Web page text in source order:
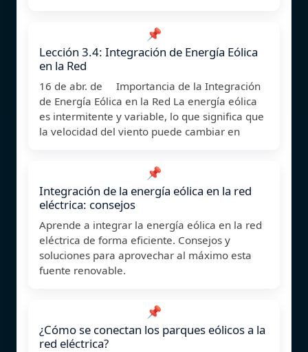
📌
Lección 3.4: Integración de Energía Eólica
en la Red
16 de abr. de Importancia de la Integración
de Energía Eólica en la Red La energía eólica
es intermitente y variable, lo que significa que
la velocidad del viento puede cambiar en
📌
Integración de la energía eólica en la red
eléctrica: consejos
Aprende a integrar la energía eólica en la red
eléctrica de forma eficiente. Consejos y
soluciones para aprovechar al máximo esta
fuente renovable.
📌
¿Cómo se conectan los parques eólicos a la
red eléctrica?